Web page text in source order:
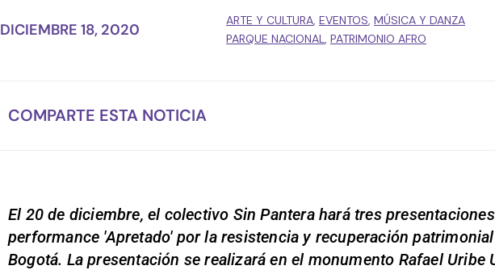
DICIEMBRE 18, 2020 ARTE Y CULTURA, EVENTOS, MÚSICA Y DANZA
PARQUE NACIONAL, PATRIMONIO AFRO
COMPARTE ESTA NOTICIA
El 20 de diciembre, el colectivo Sin Pantera hará tres
performance 'Apretado' por la resistencia y recuperación
Bogotá. La presentación se realizará en el monumento Rafael Uribe